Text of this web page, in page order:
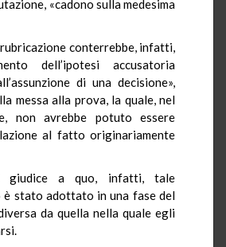
«cadono sulla medesima
conterrebbe, infatti,
dell’ipotesi accusatoria
di una decisione»,
messa alla prova, la quale, nel
non avrebbe potuto essere
al fatto originariamente
giudice a quo, infatti, tale
è stato adottato in una fase del
da quella nella quale egli